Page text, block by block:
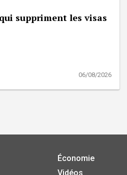
suppriment les visas
06/08/2026
Économie
Vidéos